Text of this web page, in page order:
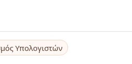
Υπολογιστών